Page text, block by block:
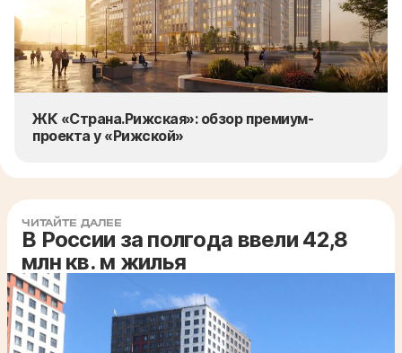
ЖК «Страна.Рижская»: обзор премиум-
проекта у «Рижской»
ЧИТАЙТЕ ДАЛЕЕ
В России за полгода ввели 42,8
млн кв. м жилья